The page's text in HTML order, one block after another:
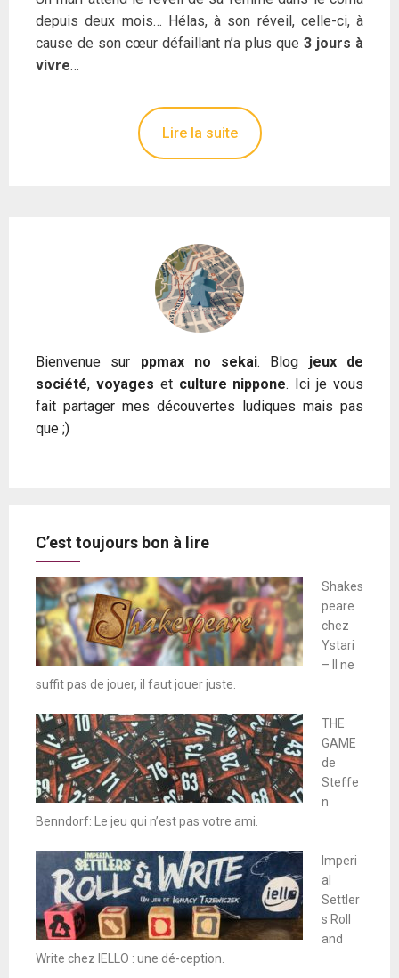
depuis deux mois… Hélas, à son réveil, celle-ci, à
cause de son cœur défaillant n’a plus que 3 jours à
vivre…
Lire la suite
Bienvenue sur ppmax no sekai. Blog jeux de
société, voyages et culture nippone. Ici je vous
fait partager mes découvertes ludiques mais pas
que ;)
C’est toujours bon à lire
Shakes
peare
chez
Ystari
– Il ne
suffit pas de jouer, il faut jouer juste.
THE
GAME
de
Steffe
n
Benndorf: Le jeu qui n’est pas votre ami.
Imperi
al
Settler
s Roll
and
Write chez IELLO : une dé-ception.